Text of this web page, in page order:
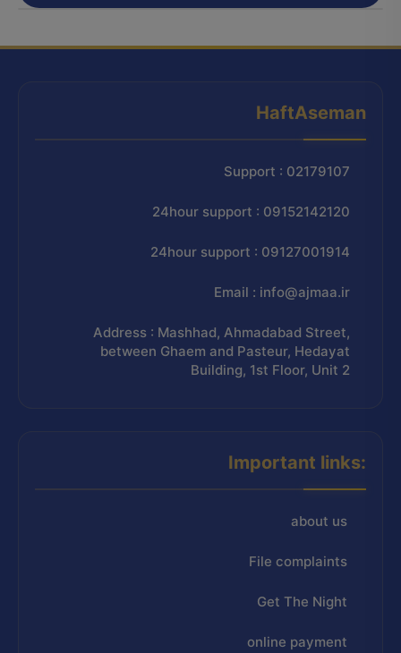
HaftAseman
Support : 02179107
24hour support : 09152142120
24hour support : 09127001914
Email : info@ajmaa.ir
Address : Mashhad, Ahmadabad Street,
between Ghaem and Pasteur, Hedayat
Building, 1st Floor, Unit 2
Important links:
about us
File complaints
Get The Night
online payment